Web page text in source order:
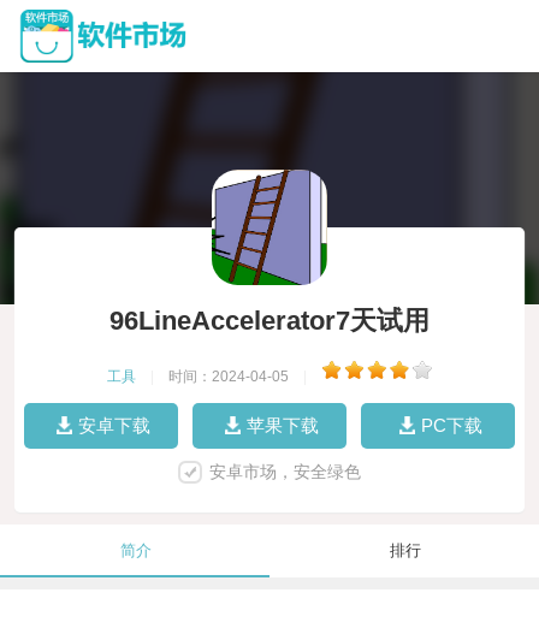
96LineAccelerator7天试用
工具 时间：2024-04-05
安卓下载 苹果下载 PC下载
安卓市场，安全绿色
简介 排行